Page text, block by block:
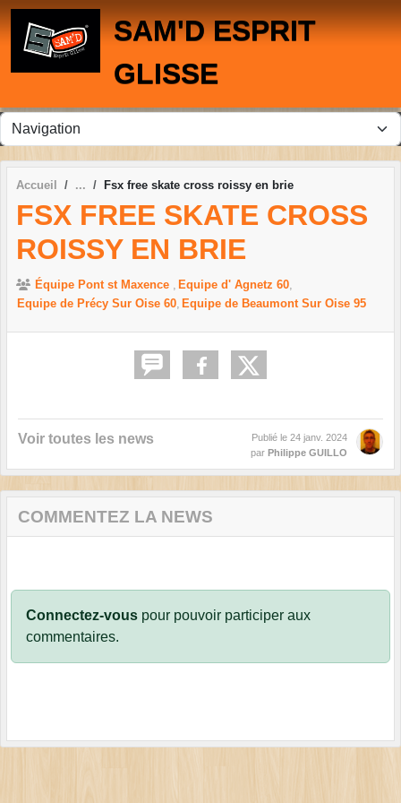
SAM'D ESPRIT
GLISSE
Accueil Fsx free skate cross roissy en brie
FSX FREE SKATE CROSS
ROISSY EN BRIE
Équipe Pont st Maxence
Equipe d' Agnetz 60
Equipe de Précy Sur Oise 60 Equipe de Beaumont Sur Oise 95
Voir toutes les news Publié le 24 janv. 2024
par Philippe GUILLO
COMMENTEZ LA NEWS
Connectez-vous pour pouvoir participer aux
commentaires.
Panneau de gestion des cookies